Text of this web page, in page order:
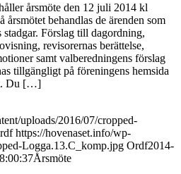
årsmöte den 12 juli 2014 kl
årsmötet behandlas de ärenden som
Förslag till dagordning,
revisorernas berättelse,
samt valberedningens förslag
tillgängligt på föreningens hemsida
Du […]
uploads/2016/07/cropped-
https://hovenaset.info/wp-
Logga.13.C_komp.jpg Ordf2014-
Årsmöte